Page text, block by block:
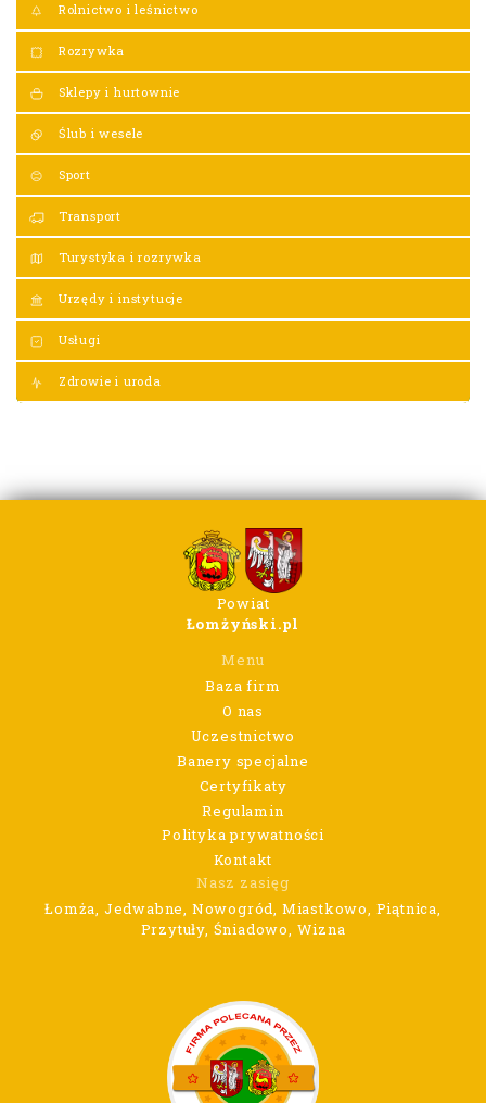
Rolnictwo i leśnictwo
Rozrywka
Sklepy i hurtownie
Ślub i wesele
Sport
Transport
Turystyka i rozrywka
Urzędy i instytucje
Usługi
Zdrowie i uroda
Powiat
Łomżyński.pl
Menu
Baza firm
O nas
Uczestnictwo
Banery specjalne
Certyfikaty
Regulamin
Polityka prywatności
Kontakt
Nasz zasięg
Łomża, Jedwabne, Nowogród, Miastkowo, Piątnica,
Przytuły, Śniadowo, Wizna